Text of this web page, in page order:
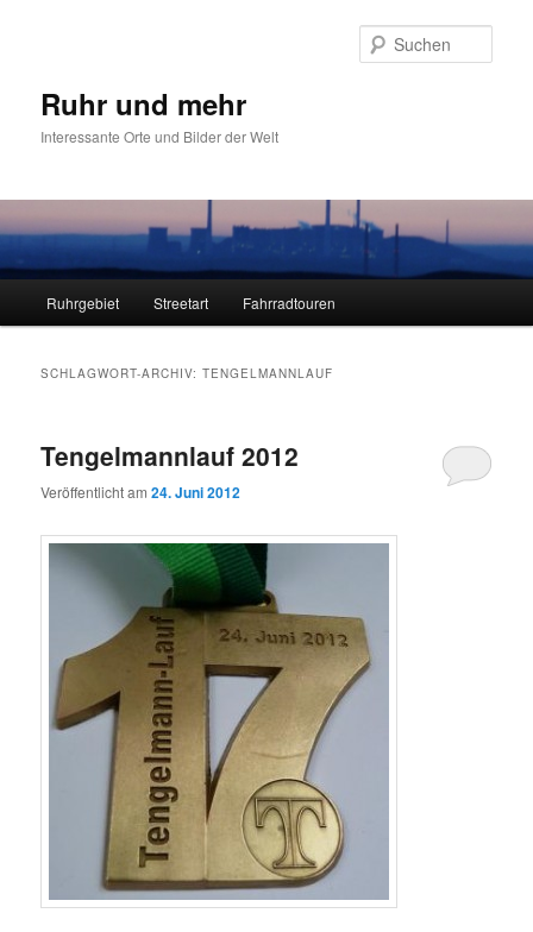
Ruhr und mehr
Interessante Orte und Bilder der Welt
Ruhrgebiet Streetart Fahrradtouren
SCHLAGWORT-ARCHIV:TENGELMANNLAUF
Tengelmannlauf 2012
Veröffentlicht am24. Juni 2012